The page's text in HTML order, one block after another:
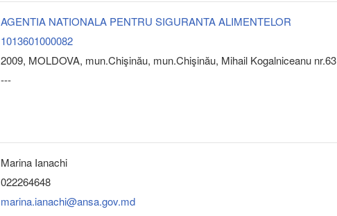
AGENTIA NATIONALA PENTRU SIGURANTA ALIMENTELOR
1013601000082
2009, MOLDOVA, mun.Chişinău, mun.Chişinău, Mihail Kogalniceanu nr.63
---
Marina Ianachi
022264648
marina.ianachi@ansa.gov.md